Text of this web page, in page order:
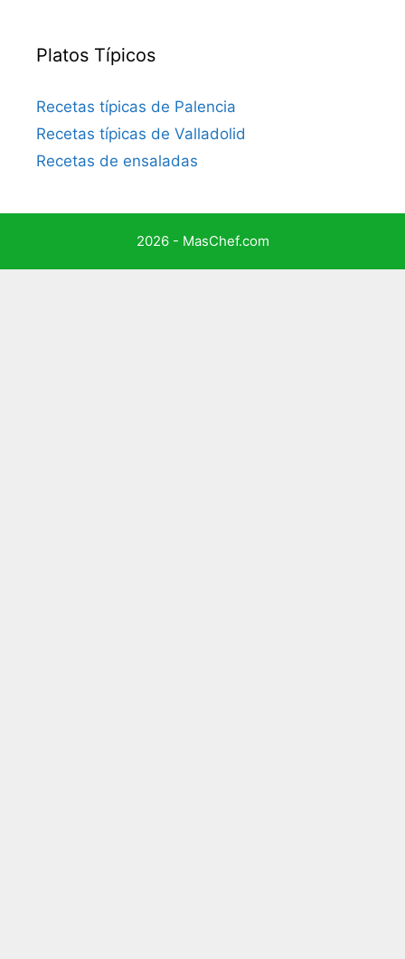
Platos Típicos
Recetas típicas de Palencia
Recetas típicas de Valladolid
Recetas de ensaladas
2026 - MasChef.com